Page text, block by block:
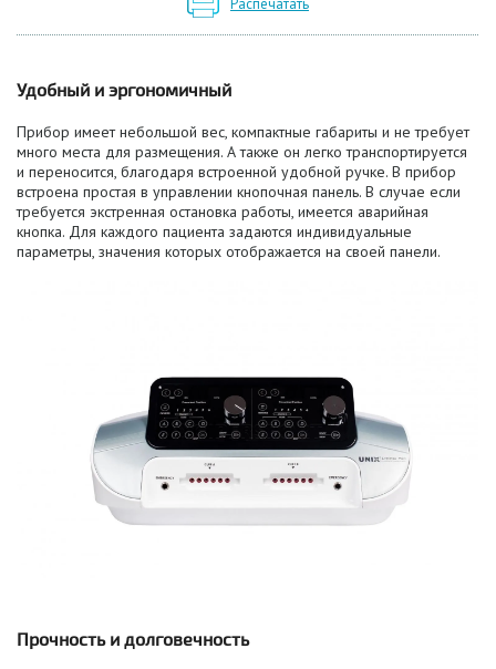
Распечатать
Удобный и эргономичный
Прибор имеет небольшой вес, компактные габариты и не требует
много места для размещения. А также он легко транспортируется
и переносится, благодаря встроенной удобной ручке. В прибор
встроена простая в управлении кнопочная панель. В случае если
требуется экстренная остановка работы, имеется аварийная
кнопка. Для каждого пациента задаются индивидуальные
параметры, значения которых отображается на своей панели.
Прочность и долговечность